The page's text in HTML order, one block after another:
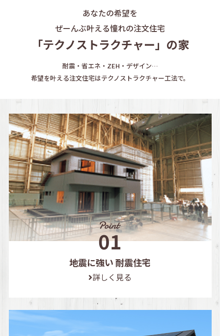
あなたの希望を
ぜーんぶ叶える憧れの注文住宅
「テクノストラクチャー」の家
耐震・省エネ・ZEH・デザイン…
希望を叶える注文住宅はテクノストラクチャー工法で。
地震に強い 耐震住宅
詳しく見る